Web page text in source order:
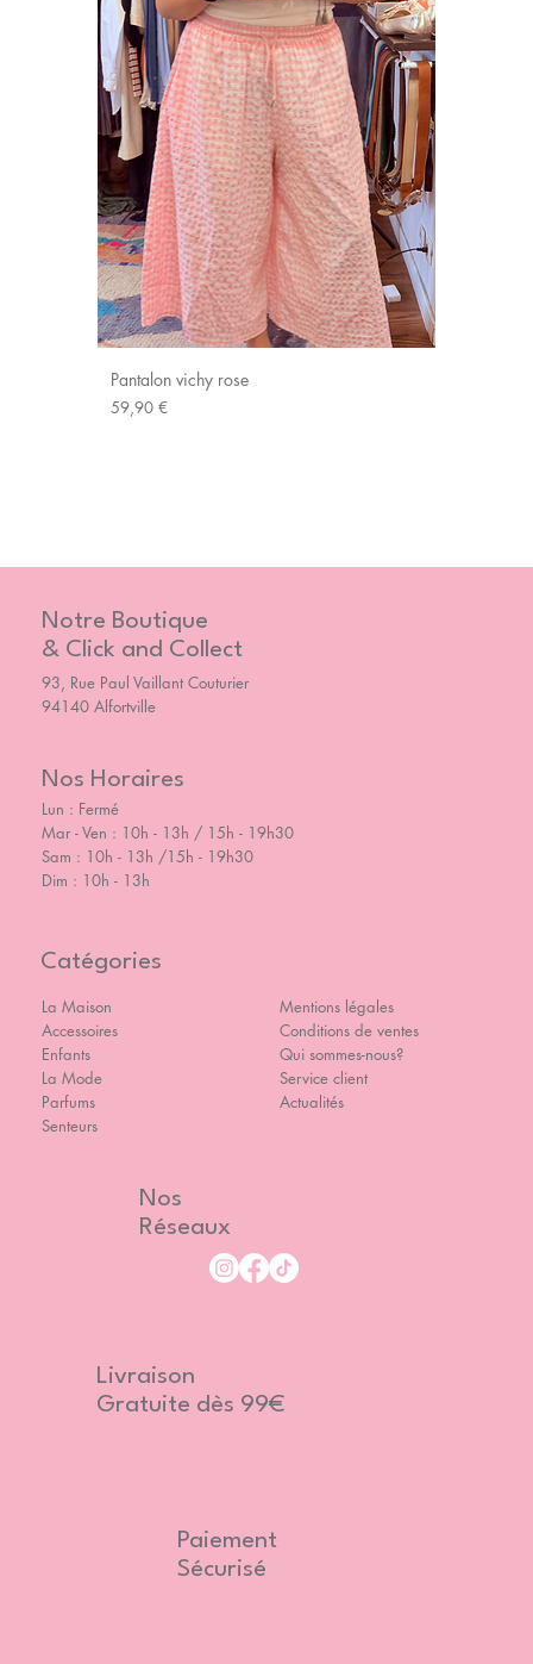
Pantalon vichy rose
Prix
59,90 €
Notre Boutique
& Click and Collect
93, Rue Paul Vaillant Couturier
94140 Alfortville
Nos Horaires
Lun : Fermé
Mar - Ven : 10h - 13h / 15h - 19h30
Sam : 10h - 13h /15h - 19h30
Dim : 10h - 13h
Catégories
La Maison
Accessoires
Enfants
La Mode
Parfums
Senteurs
Mentions légales
Conditions de ventes
Qui sommes-nous?
Service client
Actualités
Nos
Réseaux
Livraison
Gratuite dès 99€
Paiement
Sécurisé